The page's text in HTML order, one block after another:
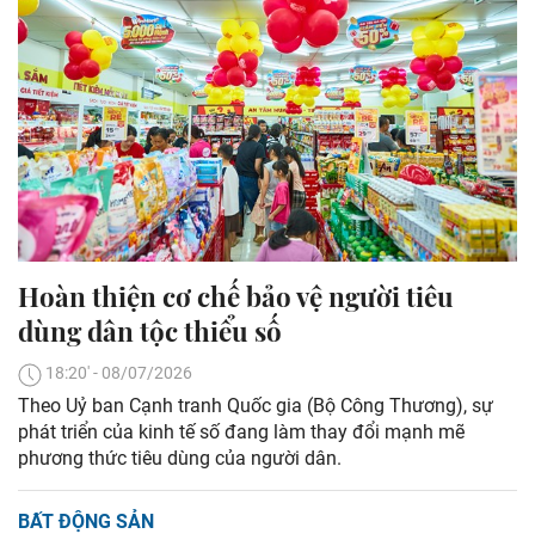
Hoàn thiện cơ chế bảo vệ người tiêu
dùng dân tộc thiểu số
18:20' - 08/07/2026
Theo Uỷ ban Cạnh tranh Quốc gia (Bộ Công Thương), sự
phát triển của kinh tế số đang làm thay đổi mạnh mẽ
phương thức tiêu dùng của người dân.
BẤT ĐỘNG SẢN